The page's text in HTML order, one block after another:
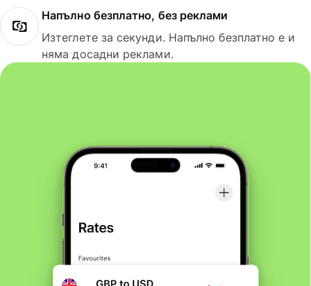
Напълно безплатно, без реклами
Изтеглете за секунди. Напълно безплатно е и
няма досадни реклами.